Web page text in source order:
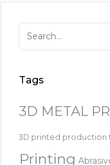
易趋宏 (EXTRUDE
– 美国
易趋宏 (EXTRUDE
件提供最佳解
白皮书图书馆
来自于EXTRUDE HONE公司的机
3D METAL
3D printed production